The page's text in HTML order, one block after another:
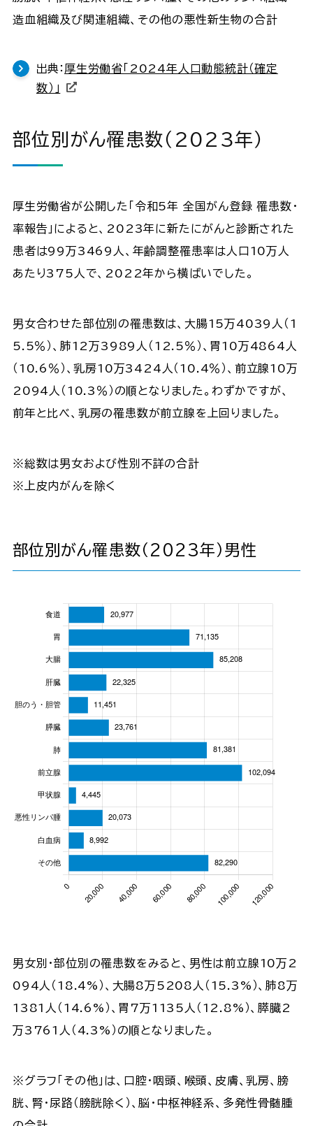
造血組織及び関連組織、その他の悪性新生物の合計
出典： 厚生労働省「2024年人口動態統計（確定
数）」
部位別がん罹患数（2023年）
厚生労働省が公開した「令和5年 全国がん登録 罹患数・
率報告」によると、2023年に新たにがんと診断された
患者は99万3469人、年齢調整罹患率は人口10万人
あたり375人で、2022年から横ばいでした。
男女合わせた部位別の罹患数は、大腸15万4039人（1
5.5％）、肺12万3989人（12.5％）、胃10万4864人
（10.6％）、乳房10万3424人（10.4％）、前立腺10万
2094人（10.3％）の順となりました。わずかですが、
前年と比べ、乳房の罹患数が前立腺を上回りました。
※総数は男女および性別不詳の合計
※上皮内がんを除く
部位別がん罹患数（2023年）男性
男女別・部位別の罹患数をみると、男性は前立腺10万2
094人（18.4%）、大腸8万5208人（15.3%）、肺8万
1381人（14.6%）、胃7万1135人（12.8%）、膵臓2
万3761人（4.3%）の順となりました。
※グラフ「その他」は、口腔・咽頭、喉頭、皮膚、乳房、膀
胱、腎・尿路（膀胱除く）、脳・中枢神経系、多発性骨髄腫